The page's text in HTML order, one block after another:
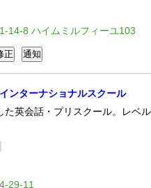
14-8 ハイムミルフィーユ103
ンターナショナルスクール
た英会話・プリスクール。レベ
29-11